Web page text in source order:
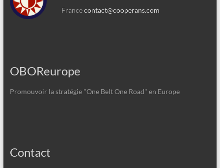
Francecontact@cooperans.com
OBOReurope
Promouvoir la stratégie "One Belt One Road" en Europe
Contact